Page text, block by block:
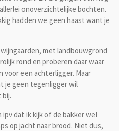
onoverzichtelijke bochten.
hadden we geen haast want je
met landbouwgrond
rond en proberen daar waar
voor een achterligger. Maar
je geen tegenligger wil
ipv dat ik kijk of de bakker wel
op jacht naar brood. Niet dus,